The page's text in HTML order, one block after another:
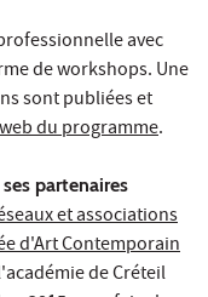
avec
de workshops. Une
sont publiées et
du programme.
partenaires
et associations
d'Art Contemporain
de Créteil